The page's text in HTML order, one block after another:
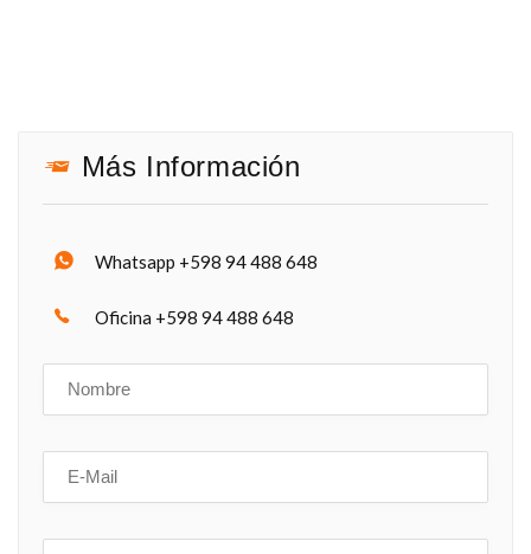
Más Información
Whatsapp +598 94 488 648
Oficina +598 94 488 648